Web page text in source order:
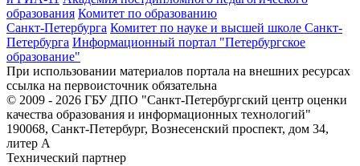
образования Комитет по образованию
Санкт-Петербурга Комитет по науке и высшей школе Санкт-
Петербурга Информационный портал "Петербургское
образование"
При использовании материалов портала на внешних ресурсах
ссылка на первоисточник обязательна
© 2009 - 2026 ГБУ ДПО "Санкт-Петербургский центр оценки
качества образования и информационных технологий"
190068, Санкт-Петербург, Вознесенский проспект, дом 34,
литер А
Технический партнер